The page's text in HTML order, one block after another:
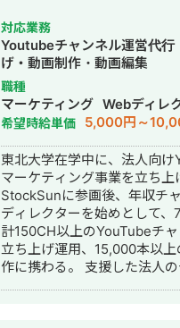
援） 課題が見えたら、次は「
フェーズ。バナー広告・SNS
刺・パンフレット・ショート
ムネイル・アイコン・ヘッダ
中小企業の販促・採用・ブラ
グに必要なデザインを制作しま
相談だけ・制作だけ、どちら
も歓迎します。 私について 元大手企業
の正社員として、複数の事業
ジェクト推進・課題解決を経
後、身体障害を持ちながら独
さなデザイン事務所の一人社
活動しています。 移動に制約があるた
め、すべてのやり取りをオン
完結できる体制を整えてきま
Zoom・Google Meet・チャ
対応業務
Youtubeチャンネル運営代行
げ・動画制作・動画編集
職種
マーケティング Webディレ
希望時給単価 5,000円～
東北大学在学中に、法人向け
マーケティング事業を立ち上
StockSunに参画後、年収チ
ディレクターを始めとして、
計150CH以上のYouTubeチ
立ち上げ運用、15,000本以上
作に携わる。 支援した法人の